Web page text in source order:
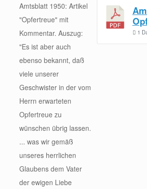
Amtsblatt 1950: Artikel
"Opfertreue" mit
Kommentar. Auszug:
"Es ist aber auch
ebenso bekannt, daß
viele unserer
Geschwister in der vom
Herrn erwarteten
Opfertreue zu
wünschen übrig lassen.
... was wir gemäß
unseres herrlichen
Glaubens dem Vater
der ewigen Liebe
1